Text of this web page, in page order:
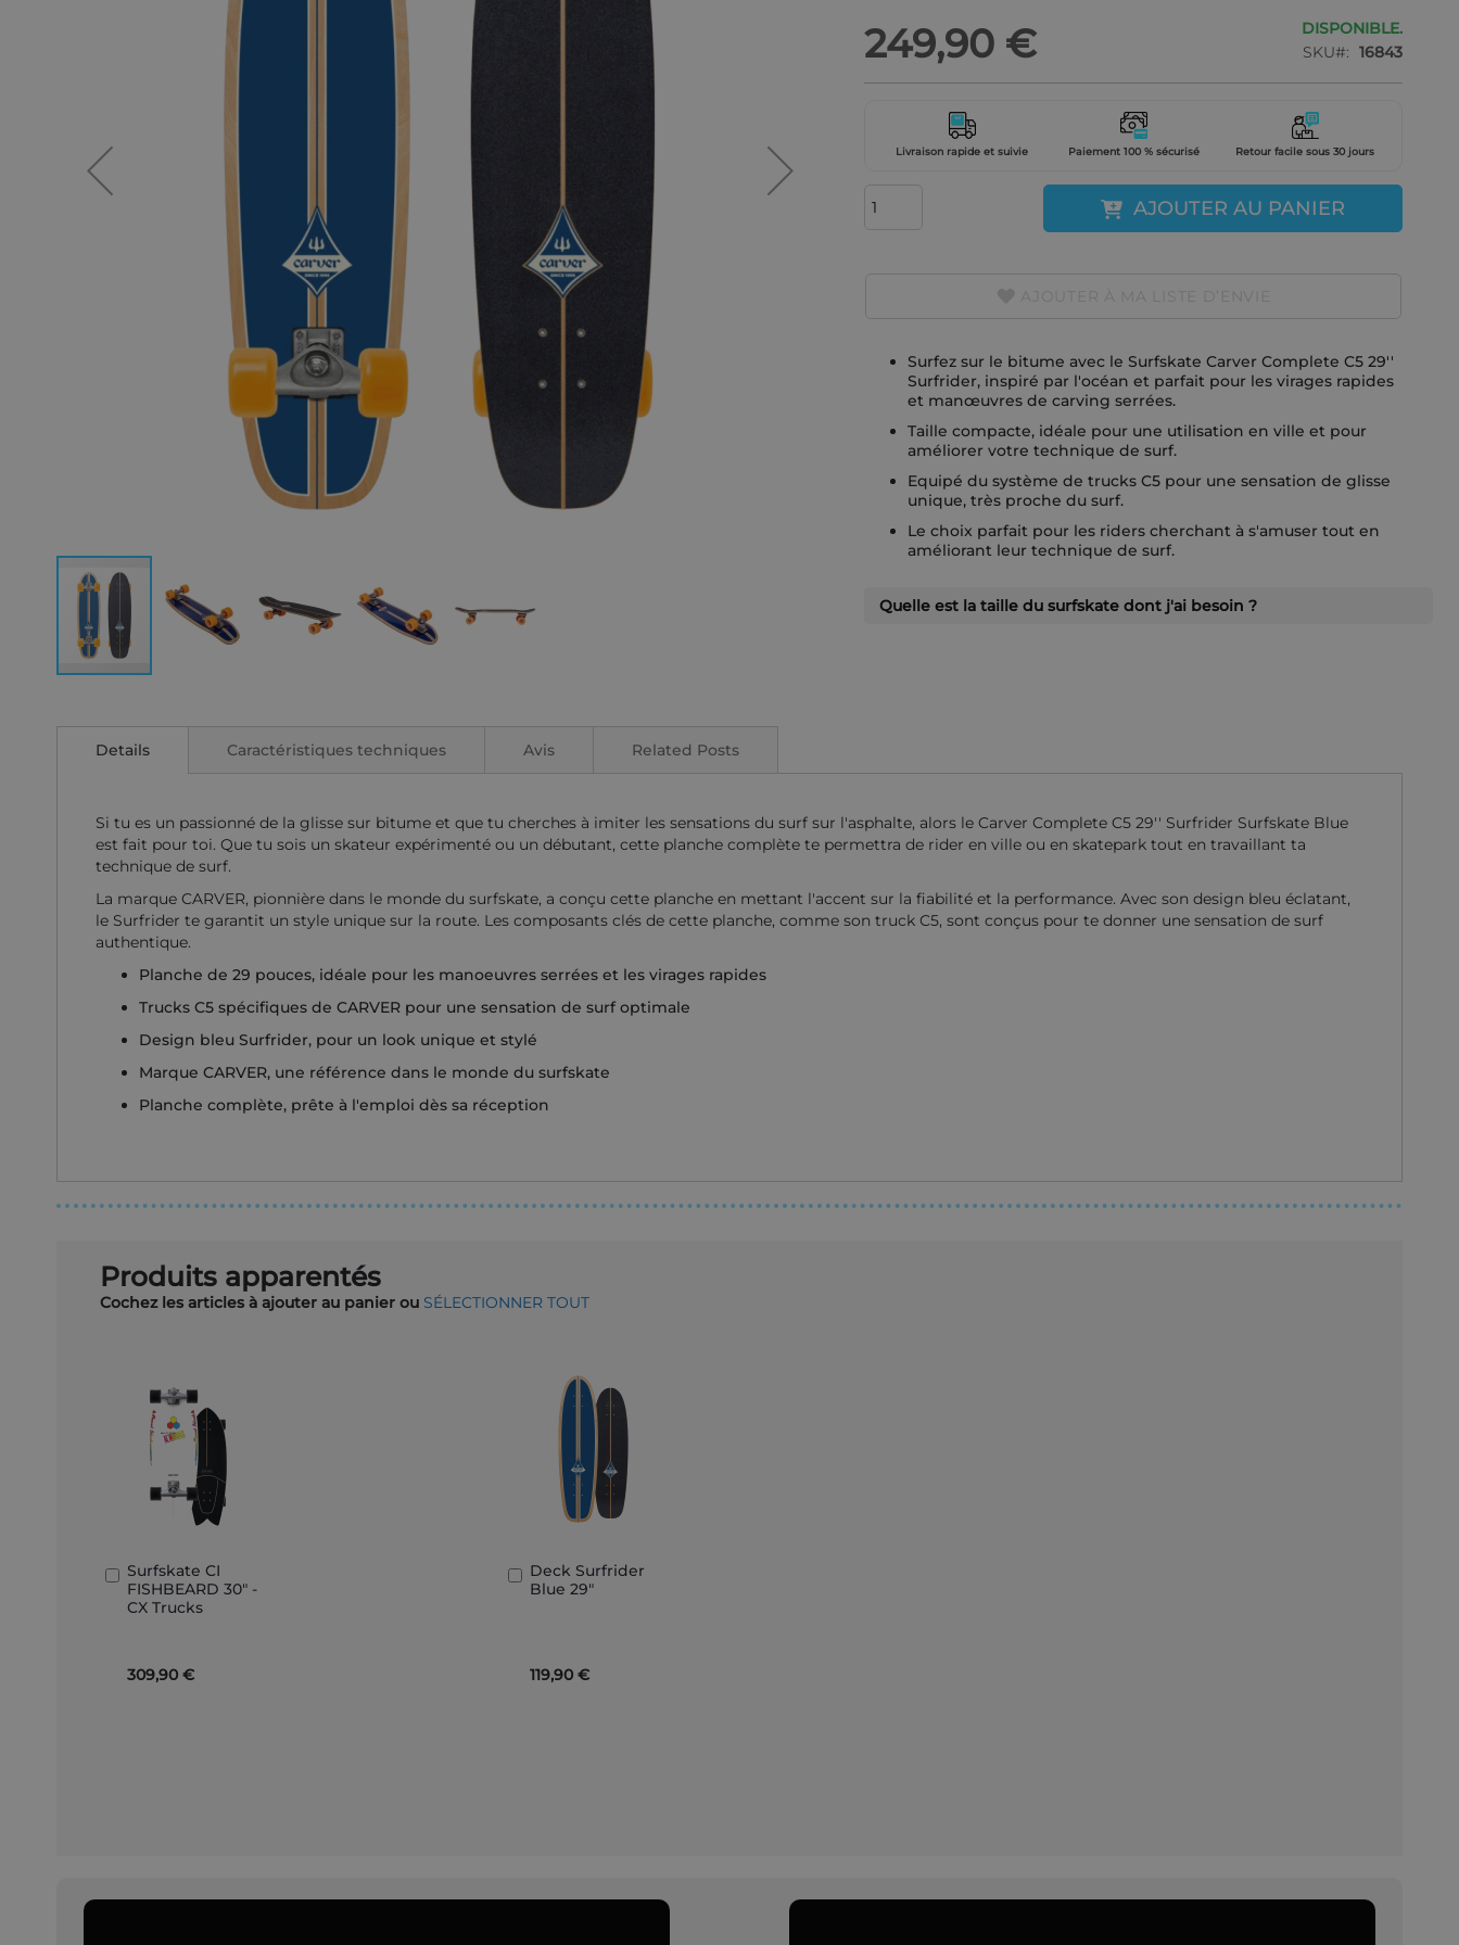
the
beginning
images
gallery
249,90 €
DISPONIBLE.
SKU
16843
Livraison rapide et suivie Paiement 100 % sécurisé Retour facile sous 30 jours
AJOUTER AU PANIER
Surfez sur le bitume avec le Surfskate Carver Complete C5 29''
Surfrider, inspiré par l'océan et parfait pour les virages rapides
et manœuvres de carving serrées.
Taille compacte, idéale pour une utilisation en ville et pour
améliorer votre technique de surf.
Equipé du système de trucks C5 pour une sensation de glisse
unique, très proche du surf.
Le choix parfait pour les riders cherchant à s'amuser tout en
améliorant leur technique de surf.
Quelle est la taille du surfskate dont j'ai besoin ?
Details
Si tu es un passionné de la glisse sur bitume et que tu cherches à imiter les sensations du surf sur l'asphalte, alors le Carver Complete C5 29'' Surfrider Surfskate Blue
est fait pour toi. Que tu sois un skateur expérimenté ou un débutant, cette planche complète te permettra de rider en ville ou en skatepark tout en travaillant ta
technique de surf.
La marque CARVER, pionnière dans le monde du surfskate, a conçu cette planche en mettant l'accent sur la fiabilité et la performance. Avec son design bleu éclatant,
le Surfrider te garantit un style unique sur la route. Les composants clés de cette planche, comme son truck C5, sont conçus pour te donner une sensation de surf
authentique.
Planche de 29 pouces, idéale pour les manoeuvres serrées et les virages rapides
Trucks C5 spécifiques de CARVER pour une sensation de surf optimale
Design bleu Surfrider, pour un look unique et stylé
Marque CARVER, une référence dans le monde du surfskate
Planche complète, prête à l'emploi dès sa réception
Caractéristiques techniques Avis Related Posts
Produits apparentés
Cochez les articles à ajouter au panier ou SÉLECTIONNER TOUT
Surfskate CI
FISHBEARD 30" -
CX Trucks
309,90 €
Ajouter
au
panier
Deck Surfrider
Blue 29"
119,90 €
Ajouter
au